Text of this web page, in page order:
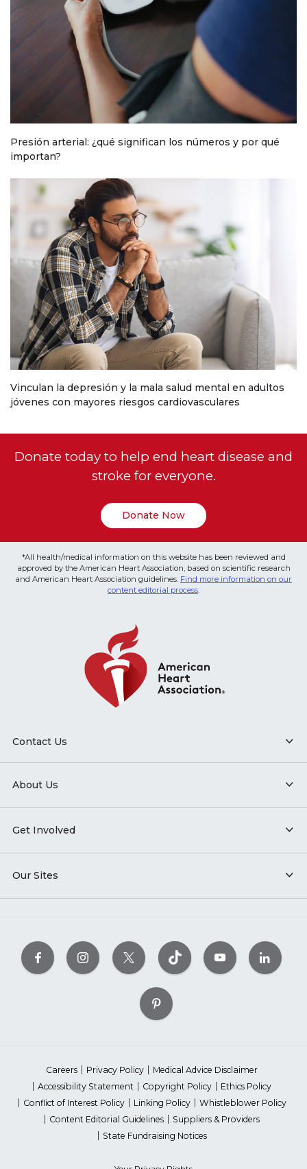
Presión arterial: ¿qué significan los números y por qué
importan?
Vinculan la depresión y la mala salud mental en adultos
jóvenes con mayores riesgos cardiovasculares
Donate today to help end heart disease and
stroke for everyone.
Donate Now
*All health/medical information on this website has been reviewed and
approved by the American Heart Association, based on scientific research
and American Heart Association guidelines. Find more information on our
content editorial process
Contact Us
About Us
Get Involved
Our Sites
Careers Privacy Policy
Medical Advice Disclaimer
Accessibility Statement
Copyright Policy
Ethics Policy
Conflict of Interest Policy
Linking Policy
Whistleblower Policy
Content Editorial Guidelines
Suppliers & Providers
State Fundraising Notices